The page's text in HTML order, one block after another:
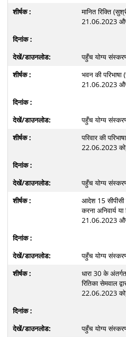
मानित रिक्ति
21.06.2023
पहुँच योग्य
भवन की परिभाषा
21.06.2023
पहुँच योग्य
परिवार की
22.06.2023
पहुँच योग्य
आदेश 15 सीपीसी
करना अनिवार्य या
21.06.2023
पहुँच योग्य
धारा 30 के
रितिका सेमवाल
22.06.2023
पहुँच योग्य